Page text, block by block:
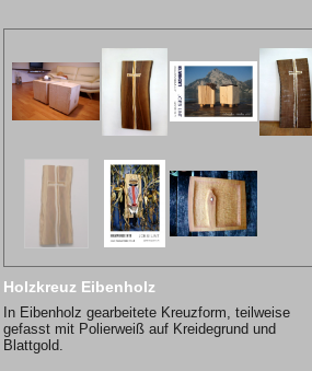
Holzkreuz Eibenholz
In Eibenholz gearbeitete Kreuzform, teilweise
gefasst mit Polierweiß auf Kreidegrund und
Blattgold.